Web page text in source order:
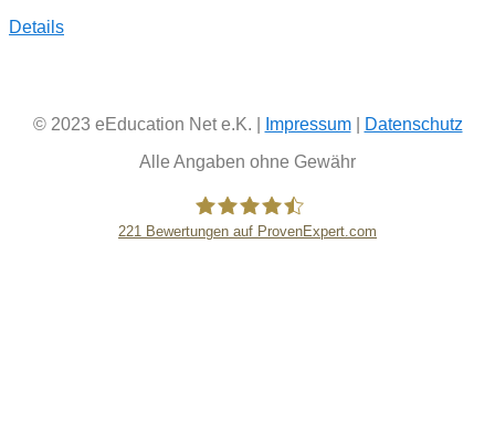
Details
© 2023 eEducation Net e.K. | Impressum|
Datenschutz
Alle Angaben ohne Gewähr
221 Bewertungen auf ProvenExpert.com